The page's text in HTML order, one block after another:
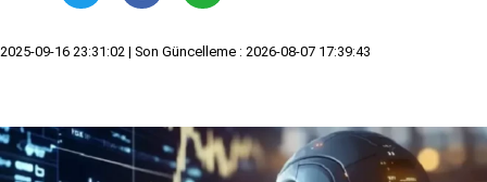
2025-09-16 23:31:02 | Son Güncelleme : 2026-08-07 17:39:43